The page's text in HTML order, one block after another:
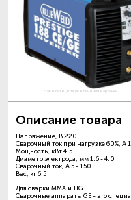
Наведите для увеличения картинки
Описание товара
Напряжение, В 220
Сварочный ток при нагрузке 60%, А
Мощность, кВт 4.5
Диаметр электрода, мм 1.6 - 4.0
Сварочный ток, А 5 - 150
Вес, кг 6.5
Для сварки MMA и TIG.
Сварочные аппараты GE - это